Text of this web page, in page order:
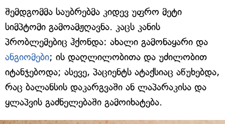
შემდგომმა საუბრებმა კიდევ უფრო მეტი
სიმპტომი გამოამჟღავნა. კაცს კანის
პრობლემებიც ჰქონდა: ახალი გამონაყარი და
ანგიომები; ის დაღლილობითა და უძილობით
იტანჯებოდა; ასევე, პაციენტს ატაქსიაც აწუხებდა,
რაც ბალანსის დაკარგვაში ან ლაპარაკისა და
ყლაპვის გაძნელებაში გამოიხატება.